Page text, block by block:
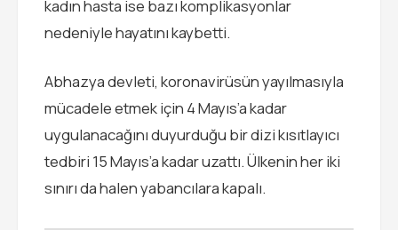
kadın hasta ise bazı komplikasyonlar
nedeniyle hayatını kaybetti.
Abhazya devleti, koronavirüsün yayılmasıyla
mücadele etmek için 4 Mayıs’a kadar
uygulanacağını duyurduğu bir dizi kısıtlayıcı
tedbiri 15 Mayıs’a kadar uzattı. Ülkenin her iki
sınırı da halen yabancılara kapalı.